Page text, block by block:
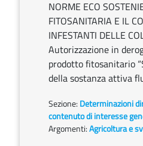
NORME ECO
FITOSANITARIA E IL
INFESTANTI DELLE
Autorizzazione in
prodotto fitosanitario
della sostanza attiva
Sezione: Determinazioni
contenuto di interesse
Argomenti:Agricoltura e